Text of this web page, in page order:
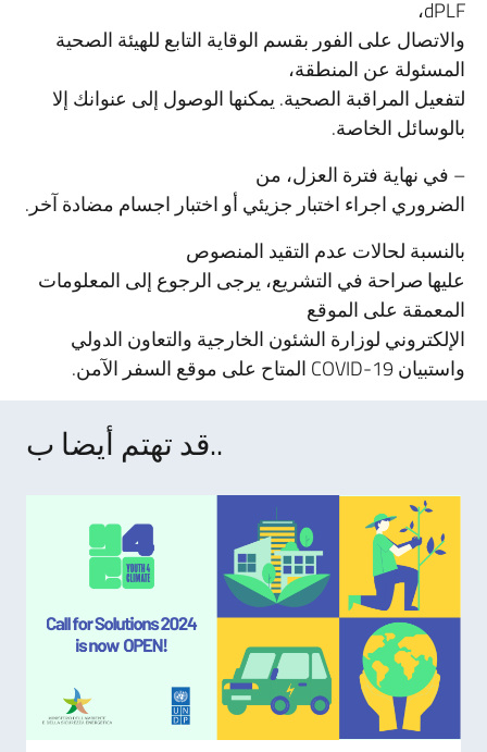
dPLF،
والاتصال على الفور بقسم الوقاية التابع للهيئة الصحية
المسئولة عن المنطقة،
لتفعيل المراقبة الصحية. يمكنها الوصول إلى عنوانك إلا
بالوسائل الخاصة.
– في نهاية فترة العزل، من
الضروري اجراء اختبار جزيئي أو اختبار اجسام مضادة آخر.
بالنسبة لحالات عدم التقيد المنصوص
عليها صراحة في التشريع، يرجى الرجوع إلى المعلومات
المعمقة على الموقع
الإلكتروني لوزارة الشئون الخارجية والتعاون الدولي
واستبيان COVID-19 المتاح على موقع السفر الآمن.
قد تهتم أيضا ب..